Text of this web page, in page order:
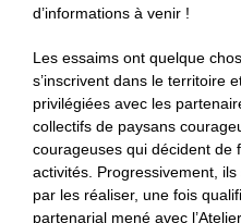
d’informations à venir !
Les essaims ont quelque
s’inscrivent dans le territoire
privilégiées avec les
collectifs de paysans
courageuses qui décident de
activités. Progressivement,
par les réaliser, une fois
partenarial mené avec